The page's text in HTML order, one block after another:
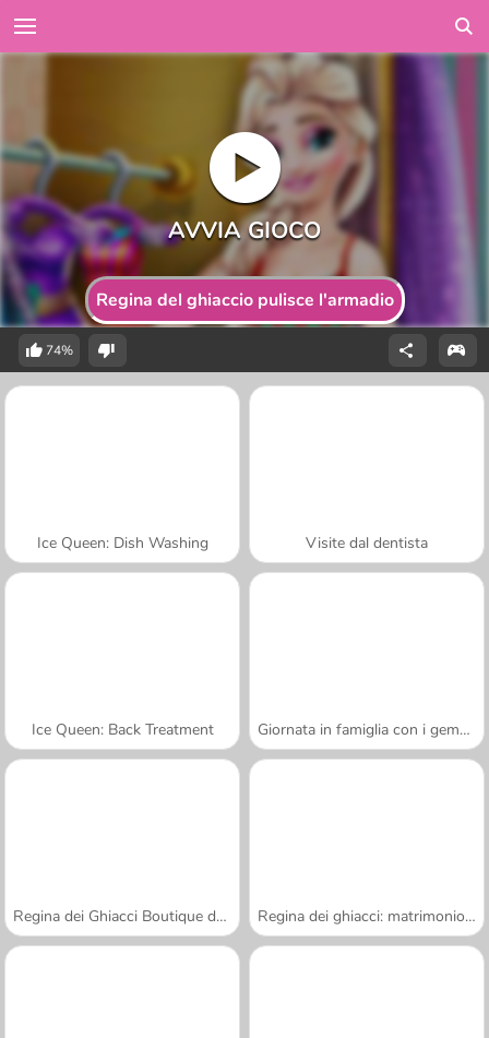
Regina del ghiaccio pulisce l'armadio
74%
Ice Queen: Dish Washing Visite dal dentista
Ice Queen: Back Treatment Giornata in famiglia con i gemelli
Regina dei Ghiacci Boutique dei souvenir Regina dei ghiacci: matrimonio rovinato